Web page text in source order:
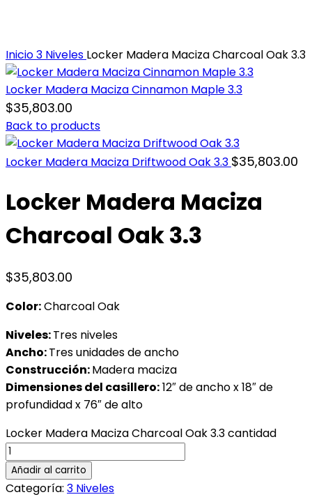
Inicio3 Niveles Locker Madera Maciza Charcoal Oak 3.3
Locker Madera Maciza Cinnamon Maple 3.3
$35,803.00
Back to products
Locker Madera Maciza Driftwood Oak 3.3 $35,803.00
Locker Madera Maciza
Charcoal Oak 3.3
$35,803.00
Color:Charcoal Oak
Niveles:Tres niveles
Ancho:Tres unidades de ancho
Construcción:Madera maciza
Dimensiones del casillero:12″ de ancho x 18″ de
profundidad x 76″ de alto
Locker Madera Maciza Charcoal Oak 3.3 cantidad
Añadir al carrito
Categoría: 3 Niveles